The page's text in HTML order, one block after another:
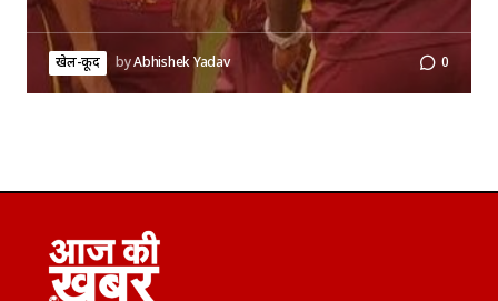
खेल-कूद byAbhishek Yadav 0